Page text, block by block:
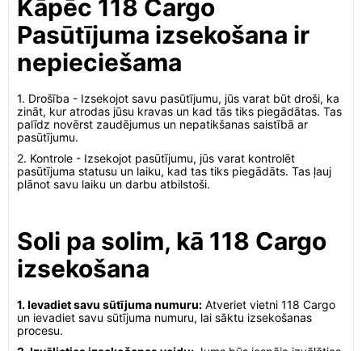
Kāpēc 118 Cargo
Pasūtījuma izsekošana ir
nepieciešama
1. Drošība - Izsekojot savu pasūtījumu, jūs varat būt droši, ka
zināt, kur atrodas jūsu kravas un kad tās tiks piegādātas. Tas
palīdz novērst zaudējumus un nepatikšanas saistībā ar
pasūtījumu.
2. Kontrole - Izsekojot pasūtījumu, jūs varat kontrolēt
pasūtījuma statusu un laiku, kad tas tiks piegādāts. Tas ļauj
plānot savu laiku un darbu atbilstoši.
Soli pa solim, kā 118 Cargo
izsekošana
1. Ievadiet savu sūtījuma numuru: Atveriet vietni 118 Cargo
un ievadiet savu sūtījuma numuru, lai sāktu izsekošanas
procesu.